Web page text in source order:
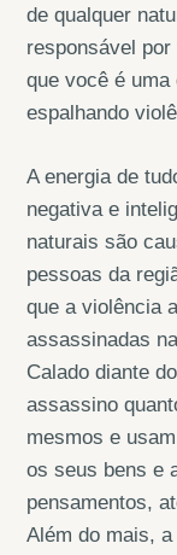
de qualquer
responsável
que você é
espalhando
A energia de
negativa e
naturais são
pessoas da
que a violência
assassinadas
Calado diante
assassino
mesmos e
os seus bens e
pensamentos,
Além do mais,